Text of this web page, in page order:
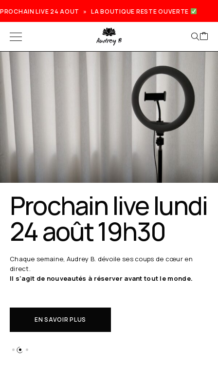
PROCHAIN LIVE 24 AOUT » LA BOUTIQUE RESTE OUVERTE
Prochain live lundi
24 août 19h30
Chaque semaine, Audrey B. dévoile ses coups de cœur en
direct.
Il s'agit de nouveautés à réserver avant tout le monde.
EN SAVOIR PLUS